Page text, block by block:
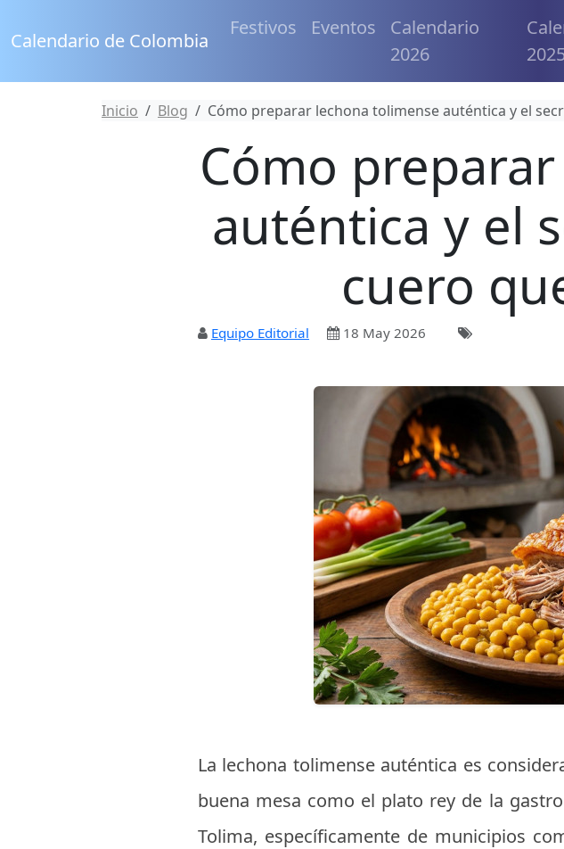
Calendario de Colombia
Festivos Eventos
Calendario
2026
Inicio Blog Cómo preparar lechona tolimense auténtica y el
Cómo
auténtica y el
cuero
Equipo Editorial 18 May 2026
La lechona tolimense auténtica es
buena mesa como el plato rey de la
Tolima, específicamente de municipios